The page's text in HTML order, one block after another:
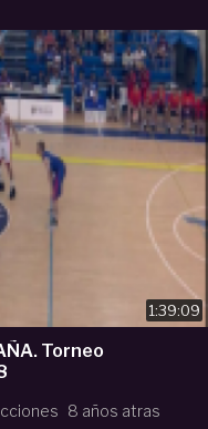
1:39:09
Torneo
8 años atras